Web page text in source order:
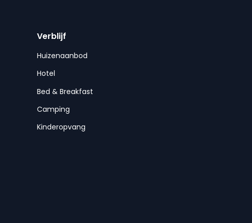
Verblijf
Huizenaanbod
Hotel
Bed & Breakfast
Camping
Kinderopvang